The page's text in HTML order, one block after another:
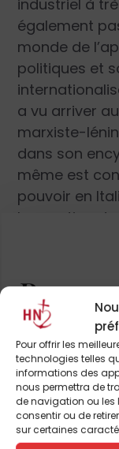
Pour offrir les
technologies telles
informations des
nous permettra de
de navigation ou les
consentir ou de
sur certaines
industriel à
également
monde de
politiques et
a vu arriver
marxiste-
dans son
même est
pouvoir en
la parution de
du système
dans cette
Rerum
matière
propriété ;
salaire),
des systèmes
Pour
et de